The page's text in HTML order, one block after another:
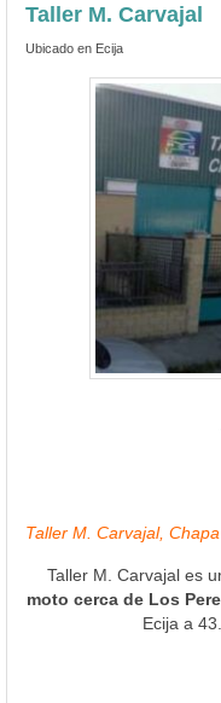
Taller M. Carvajal
Ubicado en Ecija
Taller M. Carvajal,
Taller M. Carvajal es
moto cerca de Los
Ecija a